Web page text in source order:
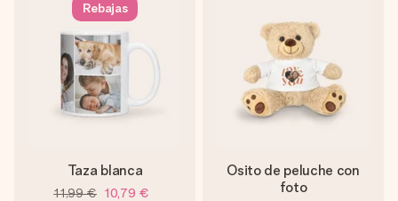
Rebajas
Taza blanca
11,99 € 10,79 €
Osito de peluche con
foto